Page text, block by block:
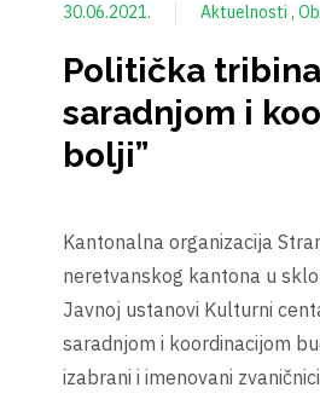
30.06.2021. Aktuelnosti
Politička
saradnjom i
bolji”
Kantonalna organizacija
neretvanskog kantona u
Javnoj ustanovi Kulturni
saradnjom i koordinacijom
izabrani i imenovani